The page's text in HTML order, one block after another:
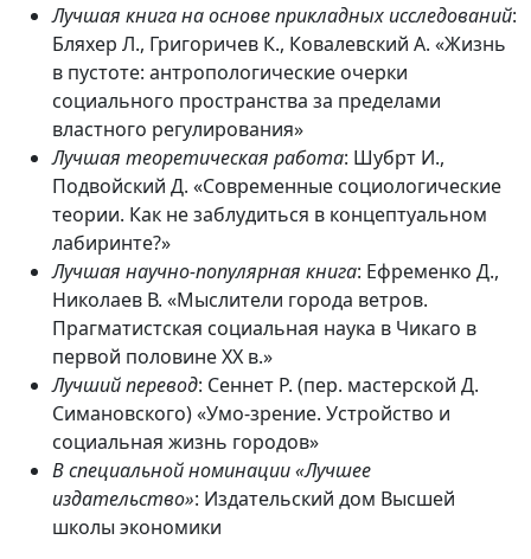
Лучшая книга на основе прикладных исследований:
Бляхер Л., Григоричев К., Ковалевский А. «Жизнь
в пустоте: антропологические очерки
социального пространства за пределами
властного регулирования»
Лучшая теоретическая работа: Шубрт И.,
Подвойский Д. «Современные социологические
теории. Как не заблудиться в концептуальном
лабиринте?»
Лучшая научно-популярная книга: Ефременко Д.,
Николаев В. «Мыслители города ветров.
Прагматистская социальная наука в Чикаго в
первой половине ХХ в.»
Лучший перевод: Сеннет Р. (пер. мастерской Д.
Симановского) «Умо-зрение. Устройство и
социальная жизнь городов»
В специальной номинации «Лучшее
издательство»: Издательский дом Высшей
школы экономики